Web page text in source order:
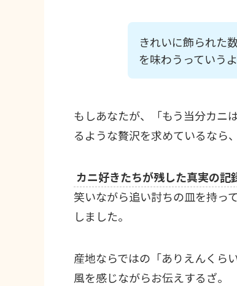
きれいに飾られた
を味わうっていう
もしあなたが、「もう当分カニ
るような贅沢を求めているなら
カニ好きたちが残した真実の記
笑いながら追い討ちの皿を持っ
しました。
産地ならではの「ありえんくら
風を感じながらお伝えするざ。